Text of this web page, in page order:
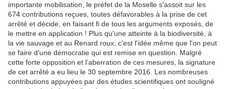
importante mobilisation, le préfet de la Moselle s'assoit sur les
674 contributions reçues, toutes défavorables à la prise de cet
arrêté et décide, en faisant fi de tous les arguments exposés, de
le mettre en application ! Plus qu'une atteinte à la biodiversité, à
la vie sauvage et au Renard roux, c'est l'idée même que l'on peut
se faire d'une démocratie qui est remise en question. Malgré
cette forte opposition et l’aberration de ces mesures, la signature
de cet arrêté a eu lieu le 30 septembre 2016. Les nombreuses
contributions appuyées par des études scientifiques ont souligné